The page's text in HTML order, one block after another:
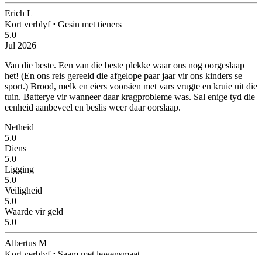
Erich L
Kort verblyf ⋅ Gesin met tieners
5.0
Jul 2026
Van die beste. Een van die beste plekke waar ons nog oorgeslaap
het! (En ons reis gereeld die afgelope paar jaar vir ons kinders se
sport.) Brood, melk en eiers voorsien met vars vrugte en kruie uit die
tuin. Batterye vir wanneer daar kragprobleme was. Sal enige tyd die
eenheid aanbeveel en beslis weer daar oorslaap.
Netheid
5.0
Diens
5.0
Ligging
5.0
Veiligheid
5.0
Waarde vir geld
5.0
Albertus M